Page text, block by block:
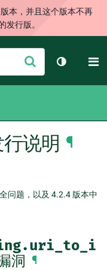
本，并且这个版本不再
发行版。
交
切换主题
说明 ¶
问题，以及 4.2.4 版本中
洞 ¶